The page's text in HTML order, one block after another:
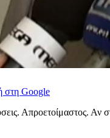
στη Google
Απροετοίμαστος.